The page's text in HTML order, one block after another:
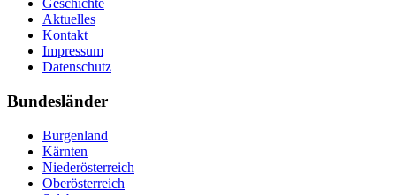
Geschichte
Aktuelles
Kontakt
Impressum
Datenschutz
Bundesländer
Burgenland
Kärnten
Niederösterreich
Oberösterreich